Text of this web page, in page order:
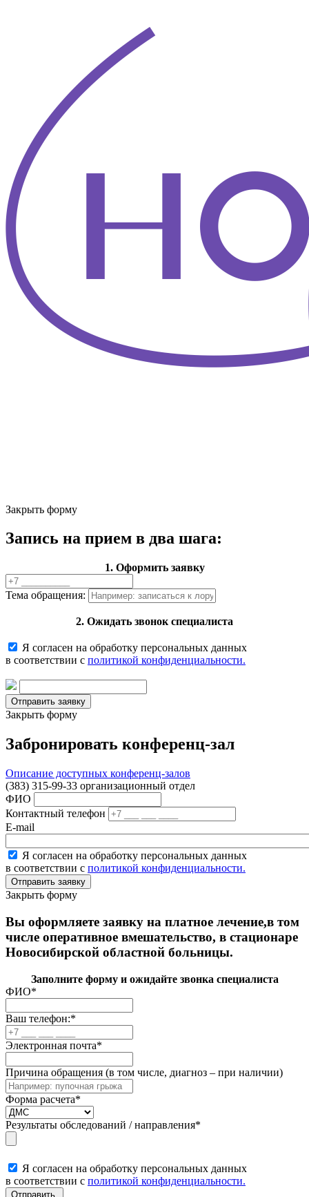
Закрыть форму
Запись на прием в два шага:
1. Оформить заявку
Тема обращения:
2. Ожидать звонок специалиста
Я согласен на обработку персональных данных
в соответствии с политикой конфиденциальности.
Закрыть форму
Забронировать конференц-зал
Описание доступных конференц-залов
(383) 315-99-33 организационный отдел
ФИО
Контактный телефон
E-mail
Я согласен на обработку персональных данных
в соответствии с политикой конфиденциальности.
Закрыть форму
Вы оформляете заявку на платное лечение,в том
числе оперативное вмешательство, в стационаре
Новосибирской областной больницы.
Заполните форму и ожидайте звонка специалиста
ФИО*
Ваш телефон:*
Электронная почта*
Причина обращения (в том числе, диагноз – при наличии)
Форма расчета*
Результаты обследований / направления*
Я согласен на обработку персональных данных
в соответствии с политикой конфиденциальности.